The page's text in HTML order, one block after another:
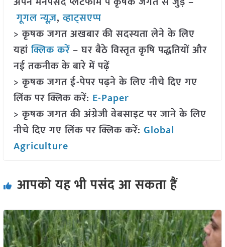
गूगल न्यूज़,व्हाट्सएप्प
> कृषक जगत अखबार की सदस्यता लेने के लिए
यहांक्लिक करें– घर बैठे विस्तृत कृषि पद्धतियों और
नई तकनीक के बारे में पढ़ें
> कृषक जगत ई-पेपर पढ़ने के लिए नीचे दिए गए
लिंक पर क्लिक करें: E-Paper
> कृषक जगत की अंग्रेजी वेबसाइट पर जाने के लिए
नीचे दिए गए लिंक पर क्लिक करें: Global
Agriculture
आपको यह भी पसंद आ सकता हैं